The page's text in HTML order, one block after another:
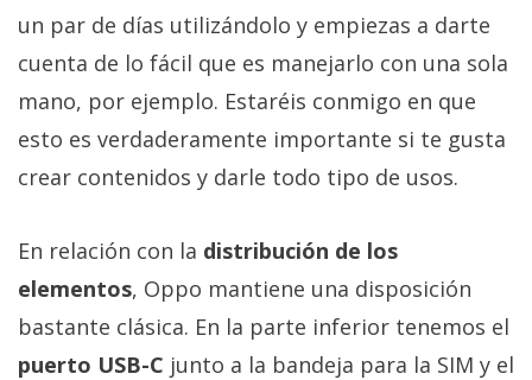
un par de días utilizándolo y empiezas a darte
cuenta de lo fácil que es manejarlo con una sola
mano, por ejemplo. Estaréis conmigo en que
esto es verdaderamente importante si te gusta
crear contenidos y darle todo tipo de usos.
En relación con la distribución de los
elementos, Oppo mantiene una disposición
bastante clásica. En la parte inferior tenemos el
puerto USB-C junto a la bandeja para la SIM y el